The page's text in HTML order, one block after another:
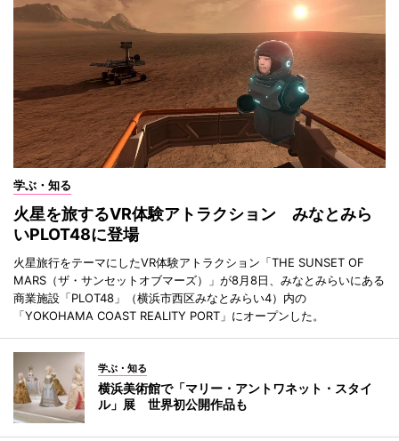
学ぶ・知る
火星を旅するVR体験アトラクション みなとみら
いPLOT48に登場
火星旅行をテーマにしたVR体験アトラクション「THE SUNSET OF
MARS（ザ・サンセットオブマーズ）」が8月8日、みなとみらいにある
商業施設「PLOT48」（横浜市西区みなとみらい4）内の
「YOKOHAMA COAST REALITY PORT」にオープンした。
学ぶ・知る
横浜美術館で「マリー・アントワネット・スタイ
ル」展 世界初公開作品も